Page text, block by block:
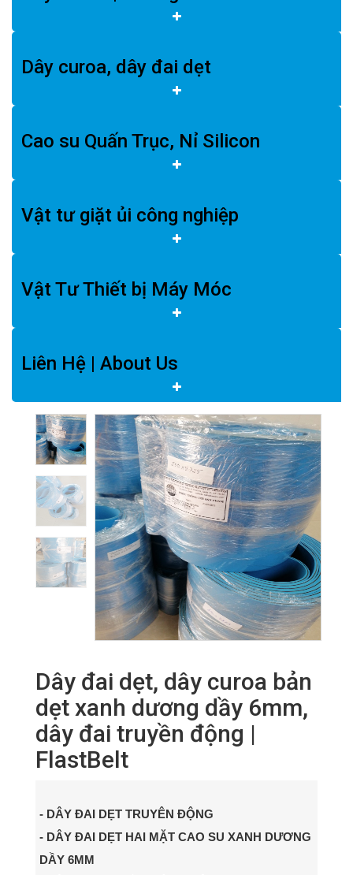
Dây curoa, dây đai dẹt
Cao su Quấn Trục, Nỉ Silicon
Vật tư giặt ủi công nghiệp
Vật Tư Thiết bị Máy Móc
Liên Hệ | About Us
Dây đai dẹt, dây curoa bản
dẹt xanh dương dầy 6mm,
dây đai truyền động |
FlastBelt
- DÂY ĐAI DẸT TRUYÊN ĐỘNG
- DÂY ĐAI DẸT HAI MẶT CAO SU XANH DƯƠNG
DẦY 6MM